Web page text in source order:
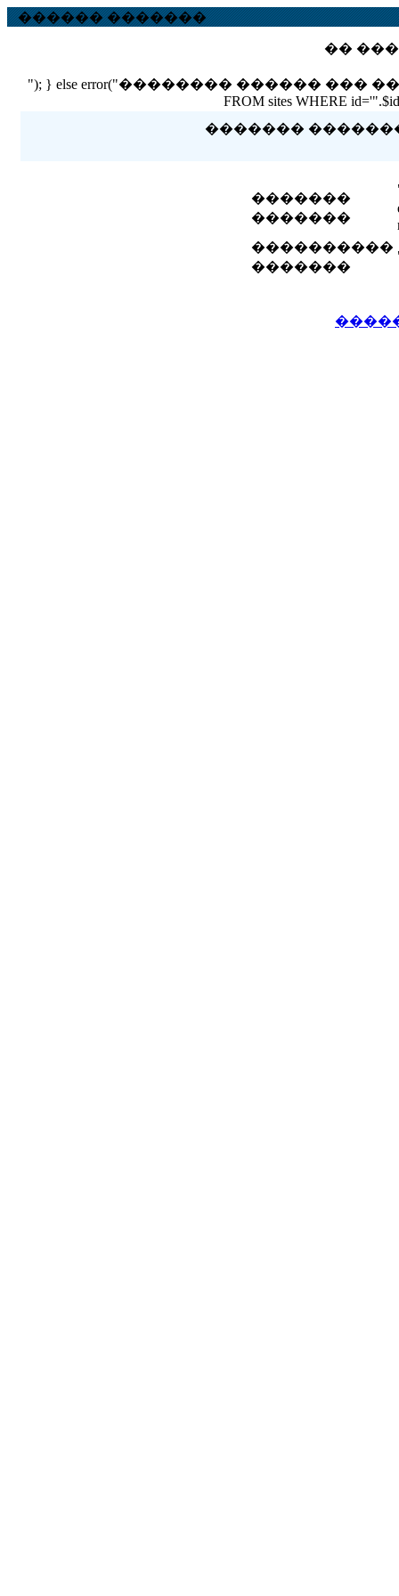
������ �������
��
"); } else error("�������� ������ ��� ������
FROM sites WHERE
�������
�������
�������
����������
�������